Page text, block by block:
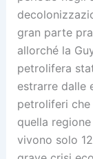
gran parte
allorché la
petrolifera
estrarre dalle
petroliferi
quella
vivono solo